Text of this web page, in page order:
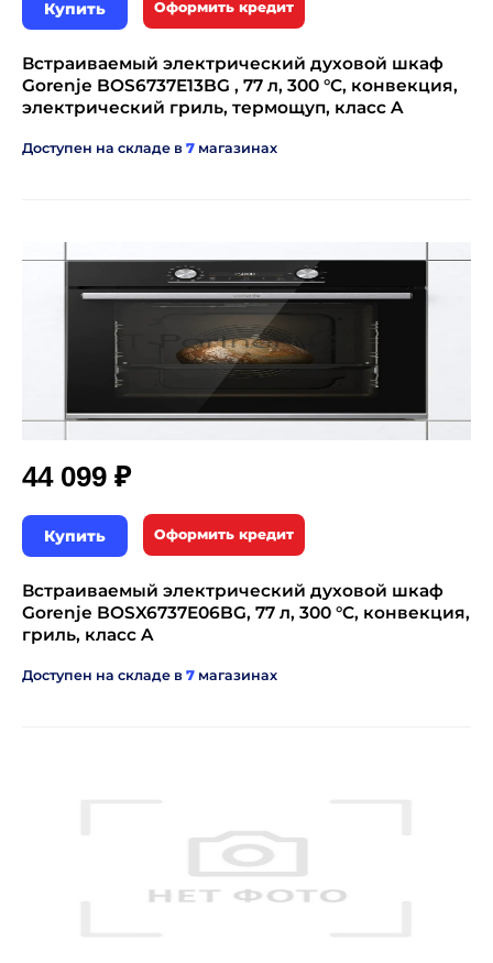
Купить Оформить кредит
Встраиваемый электрический духовой шкаф
Gorenje BOS6737E13BG , 77 л, 300 °C, конвекция,
электрический гриль, термощуп, класс A
Доступен на складе в 7 магазинах
44 099 ₽
Купить Оформить кредит
Встраиваемый электрический духовой шкаф
Gorenje BOSX6737E06BG, 77 л, 300 °C, конвекция,
гриль, класс A
Доступен на складе в 7 магазинах